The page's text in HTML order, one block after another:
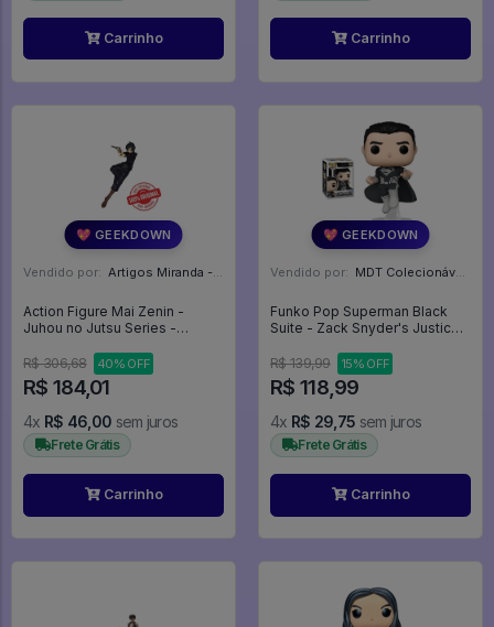
Carrinho Carrinho
💖 GEEKDOWN
Vendido por: Artigos Miranda - RJ
Action Figure Mai Zenin -
Juhou no Jutsu Series -
R$ 306,68
40% OFF
R$ 184,01
4x R$ 46,00 sem juros
Frete Grátis
Carrinho
💖 GEEKDOWN
Vendido por: MDT Colecionáveis - DF
Funko Pop Superman Black
Suite - Zack Snyder's Justice
R$ 139,99
15% OFF
R$ 118,99
4x R$ 29,75 sem juros
Frete Grátis
Carrinho